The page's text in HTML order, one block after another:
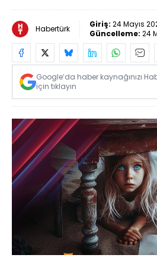
Habertürk Giriş: 24 Mayıs
Güncelleme: 24
Google’da haber kaynağınızı
için tıklayın